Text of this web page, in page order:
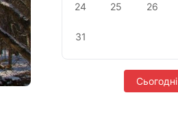
24 25 26
31
Сьогодні